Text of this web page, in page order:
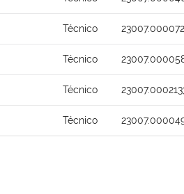
Técnico
Técnico
Técnico
Técnico